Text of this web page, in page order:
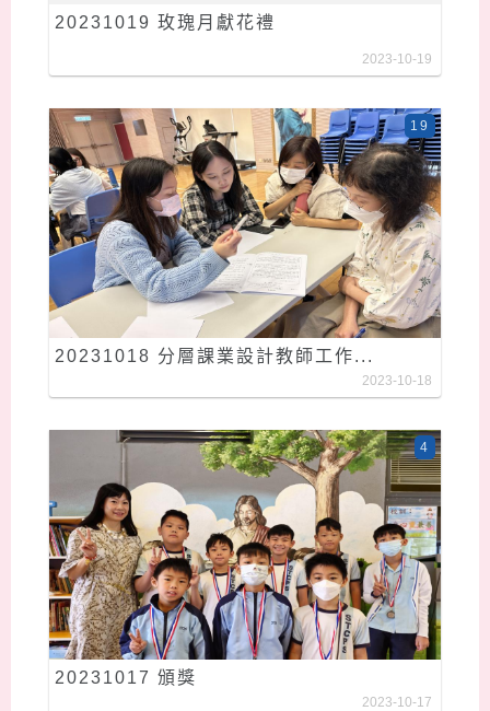
20231019 玫瑰月獻花禮
2023-10-19
20231018 分層課業設計教師工作...
19
2023-10-18
20231017 頒獎
4
2023-10-17